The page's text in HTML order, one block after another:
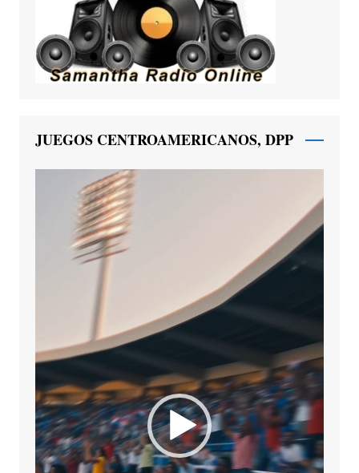
JUEGOS CENTROAMERICANOS, DPP
Reproductor